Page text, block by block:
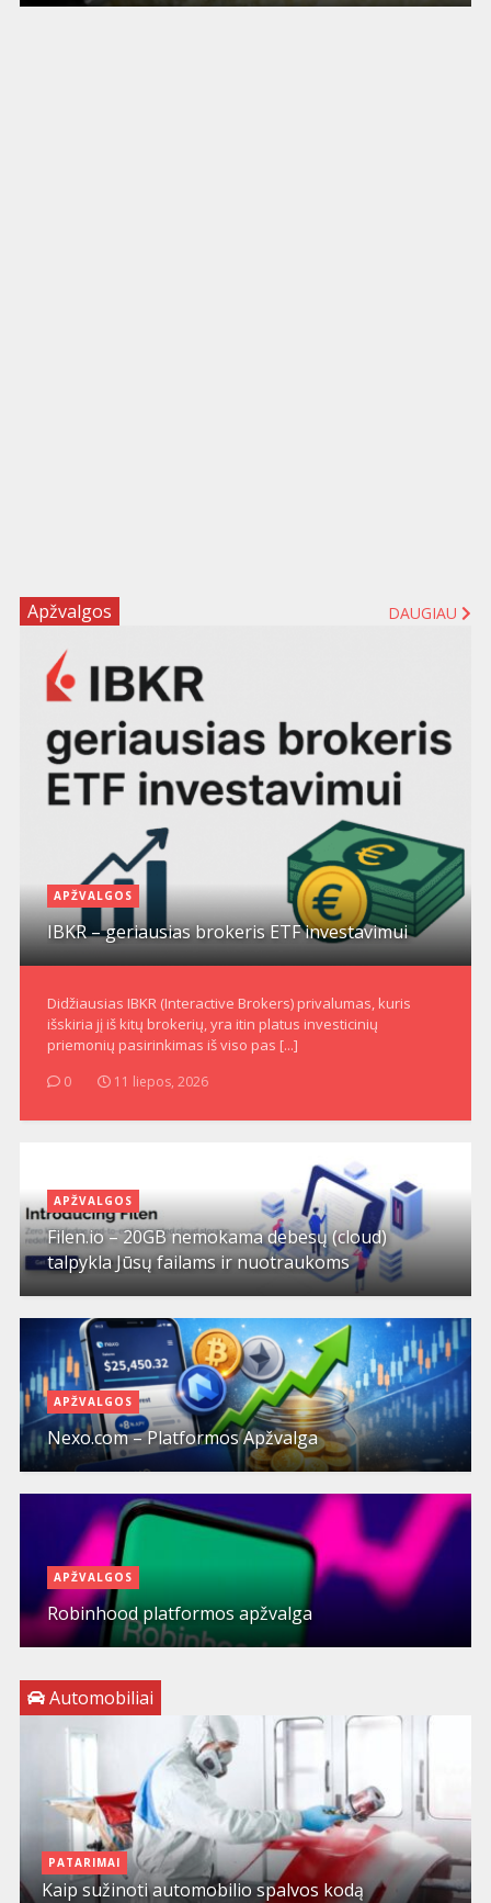
Apžvalgos DAUGIAU
APŽVALGOS
IBKR – geriausias brokeris ETF investavimui
Didžiausias IBKR (Interactive Brokers) privalumas, kuris
išskiria jį iš kitų brokerių, yra itin platus investicinių
priemonių pasirinkimas iš viso pas [...]
0 11 liepos, 2026
APŽVALGOS
Filen.io – 20GB nemokama debesų (cloud)
talpykla Jūsų failams ir nuotraukoms
APŽVALGOS
Nexo.com – Platformos Apžvalga
APŽVALGOS
Robinhood platformos apžvalga
Automobiliai
PATARIMAI
Kaip sužinoti automobilio spalvos kodą